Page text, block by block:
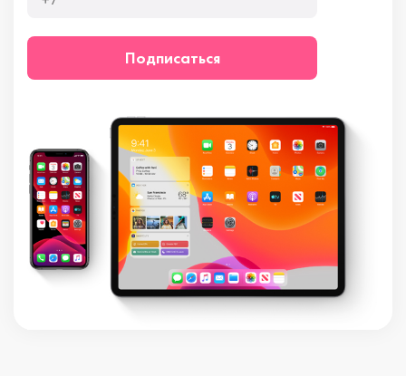
Подписаться